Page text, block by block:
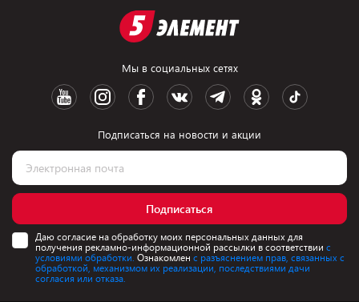
Мы в социальных сетях
Подписаться на новости и акции
Подписаться
Даю согласие на обработку моих персональных данных для
получения рекламно-информационной рассылки в соответствии с
условиями обработки. Ознакомлен с разъяснением прав, связанных с
обработкой, механизмом их реализации, последствиями дачи
согласия или отказа.